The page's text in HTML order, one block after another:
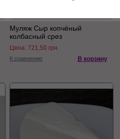
Муляж Сыр копчёный
колбасный срез
Цена:721,50 грн.
К сравнению В корзину